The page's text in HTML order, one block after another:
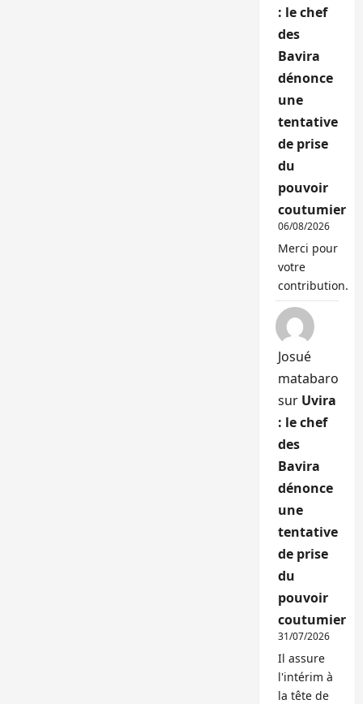
: le chef
des
Bavira
dénonce
une
tentative
de prise
du
pouvoir
coutumier
06/08/2026
Merci pour
votre
contribution.
Josué
matabaro
sur Uvira
: le chef
des
Bavira
dénonce
une
tentative
de prise
du
pouvoir
coutumier
31/07/2026
Il assure
l'intérim à
la tête de